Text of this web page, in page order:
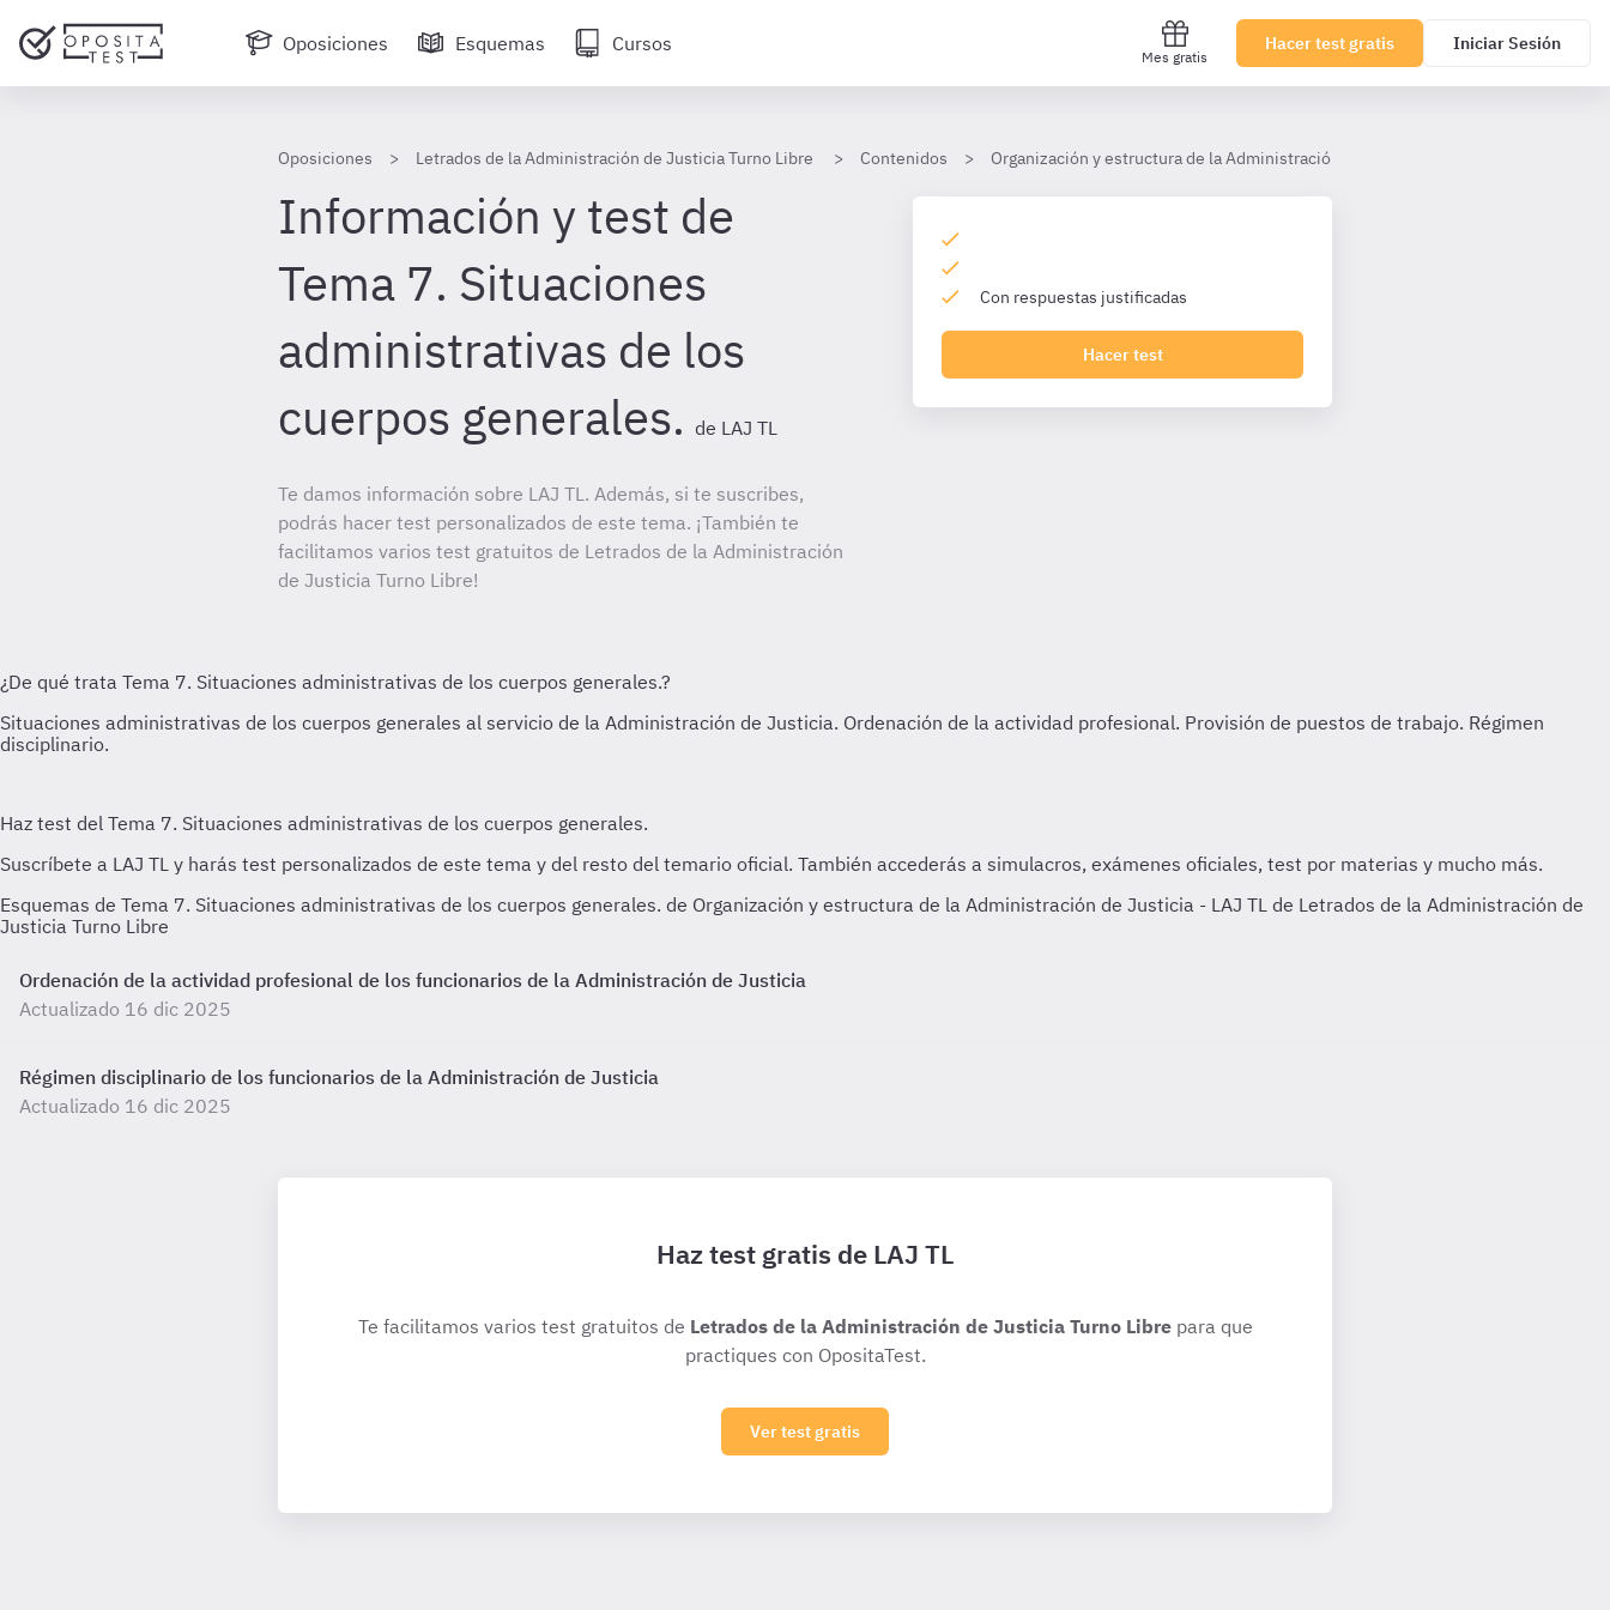
Oposiciones Esquemas Cursos
Mes gratis
Hacer test gratis Iniciar Sesión
Oposiciones Letrados de la Administración de Justicia Turno Libre Contenidos Organización y estructura de la Administración de Justicia - LAJ TL
Información y test de
Tema 7. Situaciones
administrativas de los
cuerpos generales. de LAJ TL
Te damos información sobre LAJ TL. Además, si te suscribes,
podrás hacer test personalizados de este tema. ¡También te
facilitamos varios test gratuitos de Letrados de la Administración
de Justicia Turno Libre!
Con respuestas justificadas
Hacer test
Esquemas de Tema 7. Situaciones administrativas de los cuerpos generales. de Organización y estructura de la Administración de Justicia - LAJ TL de Letrados de la Administración de
Justicia Turno Libre
Ordenación de la actividad profesional de los funcionarios de la Administración de Justicia
Actualizado 16 dic 2025
Régimen disciplinario de los funcionarios de la Administración de Justicia
Actualizado 16 dic 2025
Haz test gratis de LAJ TL
Te facilitamos varios test gratuitos de Letrados de la Administración de Justicia Turno Librepara que
practiques con OpositaTest.
Ver test gratis